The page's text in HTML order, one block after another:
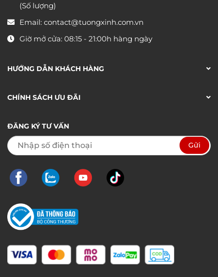
(Số lượng)
Email: contact@tuongxinh.com.vn
Giờ mở cửa: 08:15 - 21:00h hàng ngày
HƯỚNG DẪN KHÁCH HÀNG
CHÍNH SÁCH ƯU ĐÃI
ĐĂNG KÝ TƯ VẤN